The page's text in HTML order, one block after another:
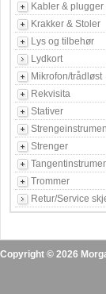
Kabler & plugger
Krakker & Stoler
Lys og tilbehør
Lydkort
Mikrofon/trådløst
Rekvisita
Stativer
Strenger
Trommer
Retur/Service
Copyright © 2026